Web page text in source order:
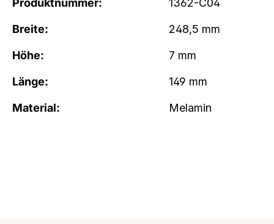
Produktnummer: 1362-C04
Breite: 248,5 mm
Höhe: 7 mm
Länge: 149 mm
Material: Melamin